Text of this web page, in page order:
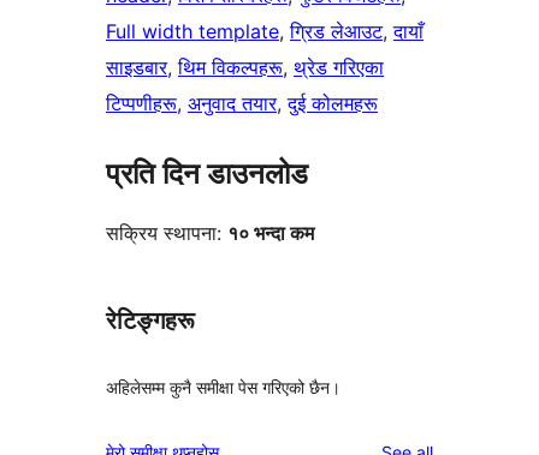
Full width template, ग्रिड लेआउट, दायाँ
साइडबार, थिम विकल्पहरू, थ्रेड गरिएका
टिप्पणीहरू, अनुवाद तयार, दुई कोलमहरू
प्रति दिन डाउनलोड
सक्रिय स्थापना: १० भन्दा कम
रेटिङ्गहरू
अहिलेसम्म कुनै समीक्षा पेस गरिएको छैन।
reviews